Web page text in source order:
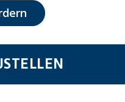
Regulation (GDPR) 2016 by sending